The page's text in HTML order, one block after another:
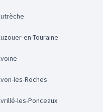
Autrèche
Auzouer-en-Touraine
Avoine
Avon-les-Roches
Avrillé-les-Ponceaux